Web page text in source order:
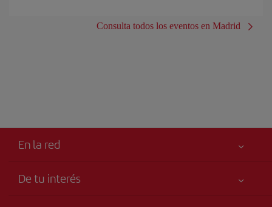
Consulta todos los eventos en Madrid
En la red
De tu interés